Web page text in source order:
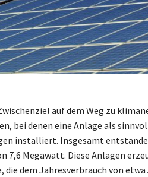
auf dem Weg zu
bei denen eine Anlage als
installiert. Insgesamt
7,6 Megawatt. Diese Anlagen
dem Jahresverbrauch von